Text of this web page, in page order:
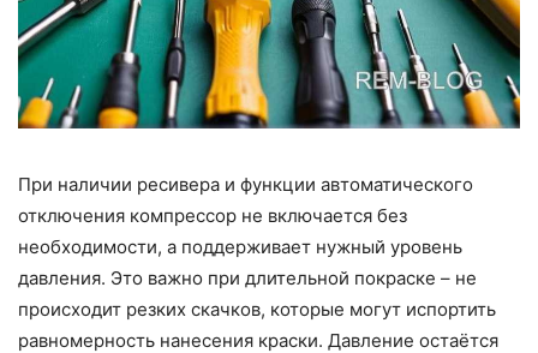
При наличии ресивера и функции автоматического
отключения компрессор не включается без
необходимости, а поддерживает нужный уровень
давления. Это важно при длительной покраске – не
происходит резких скачков, которые могут испортить
равномерность нанесения краски. Давление остаётся